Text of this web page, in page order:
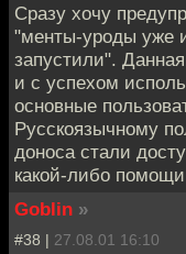
Сразу хочу
"менты-уроды уже
запустили".
и с успехом
основные
Русскоязычному
доноса стали
какой-либо
Goblin »
#38 | 27.08.01 16:10